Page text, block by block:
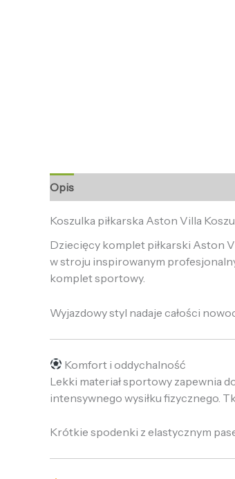
Opis
Koszulka piłkarska Aston Villa
Dziecięcy komplet piłkarski Aston
w stroju inspirowanym
komplet sportowy.
Wyjazdowy styl nadaje całości
Komfort i oddychalność
Lekki materiał sportowy zapewnia
intensywnego wysiłku fizycznego.
Krótkie spodenki z elastycznym